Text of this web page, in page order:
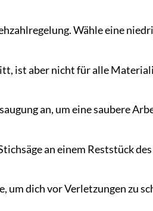
Wähle eine
ist aber nicht für alle
an, um eine saubere
an einem Reststück
um dich vor Verletzungen zu